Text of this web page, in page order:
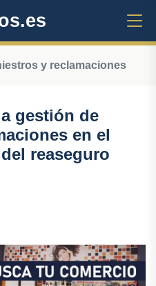
y reclamaciones
gestión de
en el
reaseguro